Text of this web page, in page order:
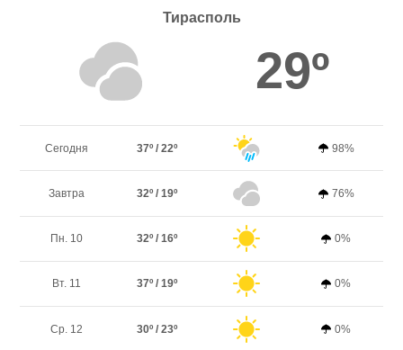
Тирасполь
29º
Сегодня 37º / 22º 98%
Завтра 32º / 19º 76%
Пн. 10 32º / 16º 0%
Вт. 11 37º / 19º 0%
Ср. 12 30º / 23º 0%